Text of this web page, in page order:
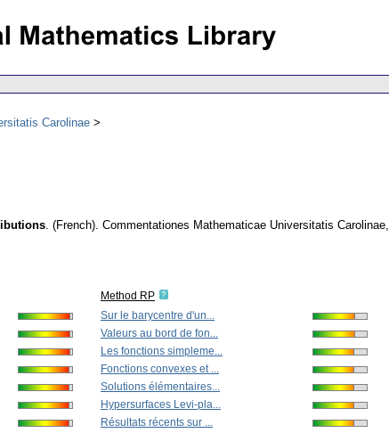
Carolinae
. (French). Commentationes Mathematicae Universitatis Carolinae,
Method RP
Sur le barycentre d'un...
Valeurs au bord de fon...
Les fonctions simpleme...
Fonctions convexes et ...
Solutions élémentaires...
Hypersurfaces Levi-pla...
Résultats récents sur ...